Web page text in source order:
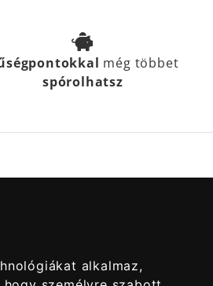
alkalmaz,
még többet
spórolhatsz